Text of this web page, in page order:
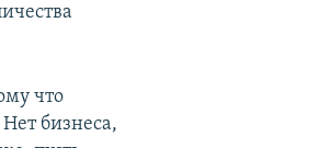
что
бизнеса,